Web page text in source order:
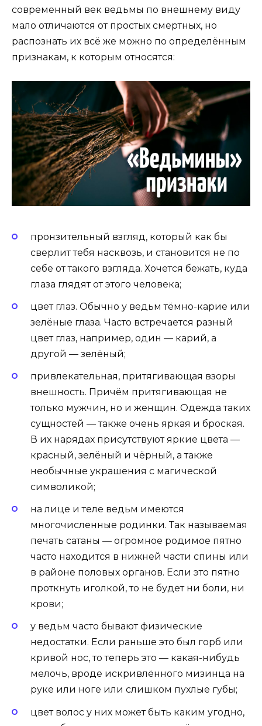
современный век ведьмы по внешнему виду
мало отличаются от простых смертных, но
распознать их всё же можно по определённым
признакам, к которым относятся:
пронзительный взгляд, который как бы
сверлит тебя насквозь, и становится не по
себе от такого взгляда. Хочется бежать, куда
глаза глядят от этого человека;
цвет глаз. Обычно у ведьм тёмно-карие или
зелёные глаза. Часто встречается разный
цвет глаз, например, один — карий, а
другой — зелёный;
привлекательная, притягивающая взоры
внешность. Причём притягивающая не
только мужчин, но и женщин. Одежда таких
сущностей — также очень яркая и броская.
В их нарядах присутствуют яркие цвета —
красный, зелёный и чёрный, а также
необычные украшения с магической
символикой;
на лице и теле ведьм имеются
многочисленные родинки. Так называемая
печать сатаны — огромное родимое пятно
часто находится в нижней части спины или
в районе половых органов. Если это пятно
проткнуть иголкой, то не будет ни боли, ни
крови;
у ведьм часто бывают физические
недостатки. Если раньше это был горб или
кривой нос, то теперь это — какая-нибудь
мелочь, вроде искривлённого мизинца на
руке или ноге или слишком пухлые губы;
цвет волос у них может быть каким угодно,